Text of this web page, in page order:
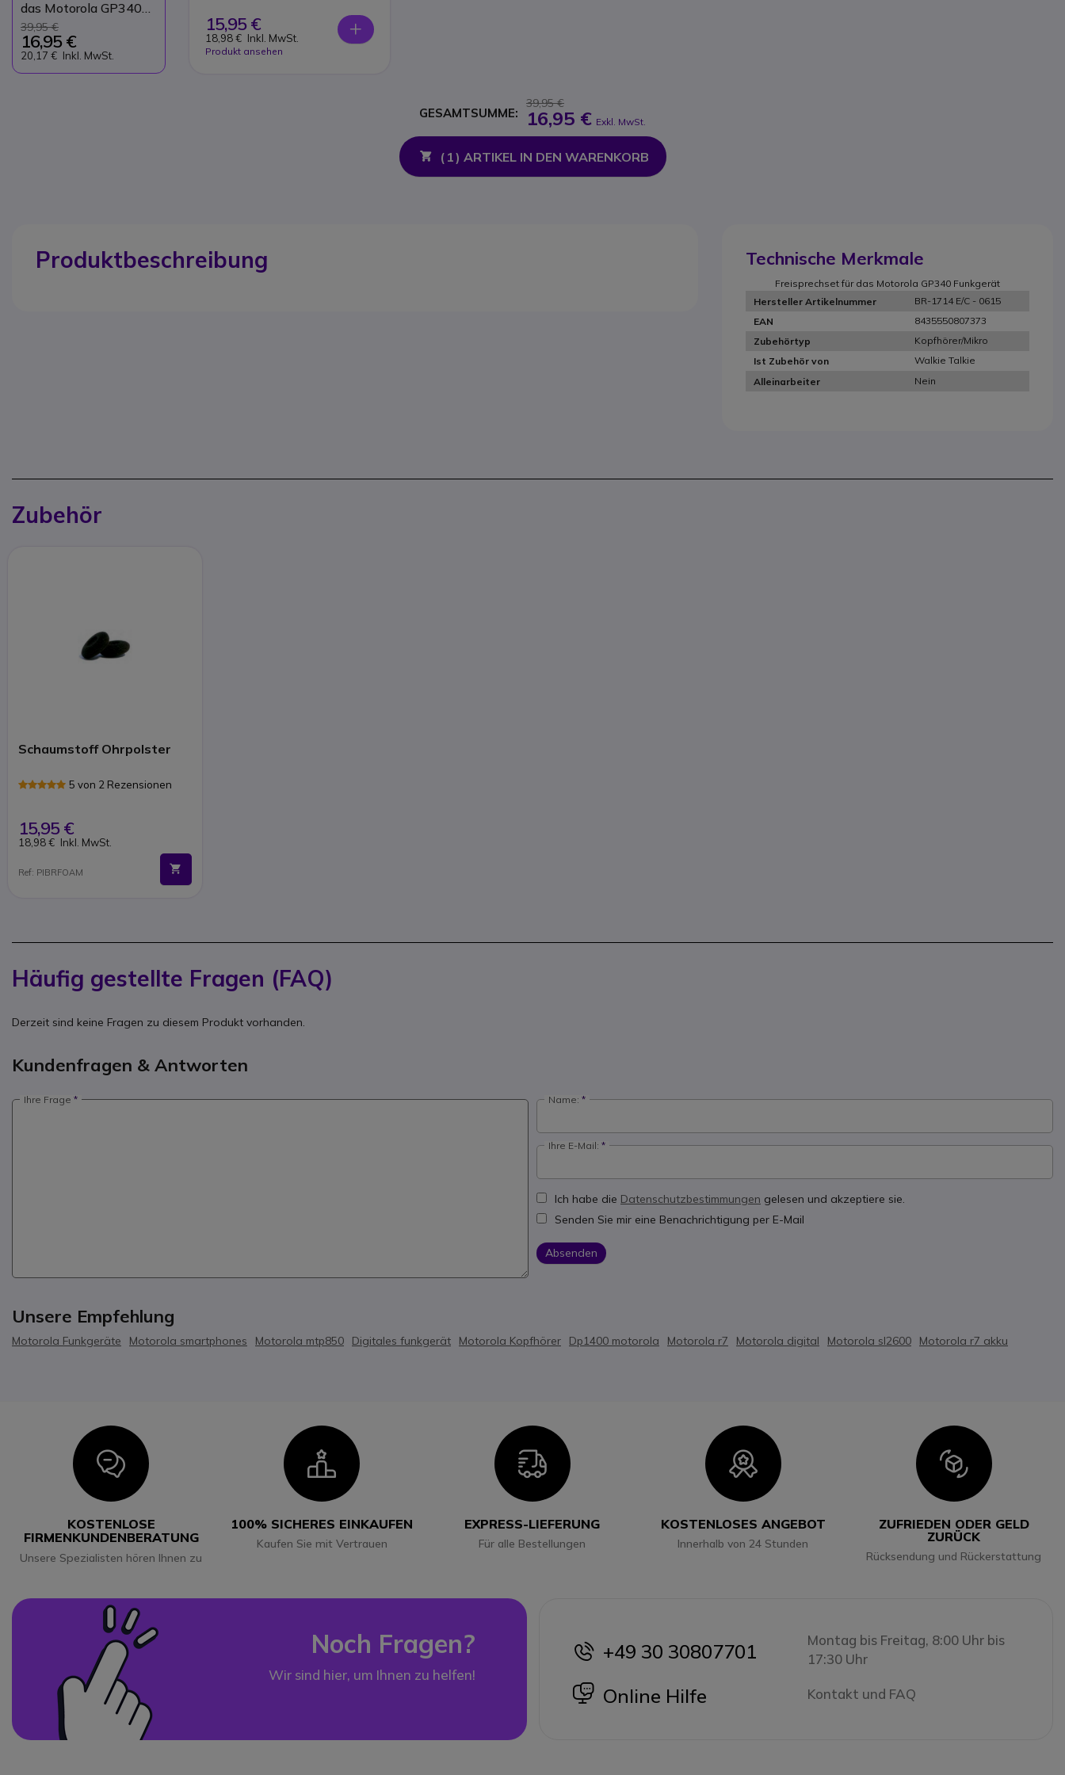
das Motorola GP340
Funkgerät
39,95 €
16,95 €
20,17 € Inkl. MwSt.
15,95 €
18,98 € Inkl. MwSt.
Produkt ansehen
GESAMTSUMME:
39,95 €
16,95 € Exkl. MwSt.
( 1) ARTIKEL IN DEN WARENKORB
Produktbeschreibung Technische Merkmale
Freisprechset für das Motorola GP340 Funkgerät
Hersteller Artikelnummer
BR-1714 E/C - 0615
EAN
8435550807373
Zubehörtyp
Kopfhörer/Mikro
Ist Zubehör von
Walkie Talkie
Alleinarbeiter
Nein
Zubehör
Schaumstoff Ohrpolster
5 von 2 Rezensionen
15,95 €
18,98 € Inkl. MwSt.
Ref: PIBRFOAM
Häufig gestellte Fragen (FAQ)
Derzeit sind keine Fragen zu diesem Produkt vorhanden.
Kundenfragen & Antworten
Ihre Frage Name:
Ihre E-Mail:
Ich habe die Datenschutzbestimmungen gelesen und akzeptiere sie.
Senden Sie mir eine Benachrichtigung per E-Mail
Absenden
Unsere Empfehlung
Motorola Funkgeräte Motorola smartphones Motorola mtp850 Digitales funkgerät Motorola Kopfhörer Dp1400 motorola Motorola r7 Motorola digital Motorola sl2600 Motorola r7 akku
Icon
KOSTENLOSE
FIRMENKUNDENBERATUNG
Unsere Spezialisten hören Ihnen zu
Icon
100% SICHERES EINKAUFEN
Kaufen Sie mit Vertrauen
Icon
EXPRESS-LIEFERUNG
Für alle Bestellungen
Icon
KOSTENLOSES ANGEBOT
Innerhalb von 24 Stunden
Icon
ZUFRIEDEN ODER GELD
ZURÜCK
Rücksendung und Rückerstattung
Noch Fragen?
Wir sind hier, um Ihnen zu helfen!
icon
+49 30 30807701
Montag bis Freitag, 8:00 Uhr bis
17:30 Uhr
icon
Online Hilfe Kontakt und FAQ